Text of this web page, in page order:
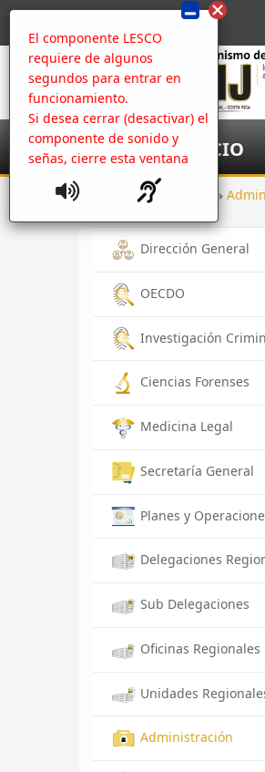
El componente LESCO
requiere de algunos
segundos para entrar en
funcionamiento.
Si desea cerrar (desactivar) el
componente de sonido y
señas, cierre esta ventana
NICIO
Inicio
Dirección General
OECDO
Investigación
Ciencias Forenses
Medicina Legal
Secretaría General
Planes y
Delegaciones
Sub Delegaciones
Oficinas Regionales
Unidades
Administración